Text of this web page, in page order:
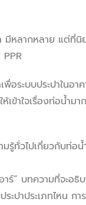
มีหลากหลาย แต่ที่
อระบบประปาในอา
ข้าใจเรื่องท่อน้ำม
มรู้ทั่วไปเกี่ยวกับท่
ร์” บทความที่จะอธิ
ะปาประเภทไหน ก